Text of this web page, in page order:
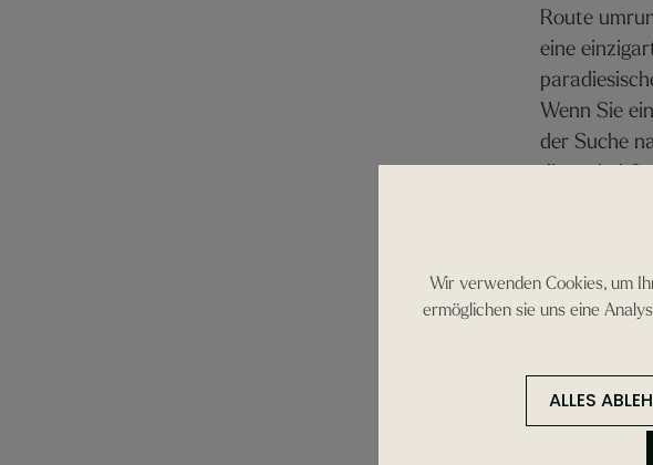
Route
eine
Wenn Sie
der Suche
und das
Wir verwenden Cookies, um
ermöglichen sie uns eine
ALLES